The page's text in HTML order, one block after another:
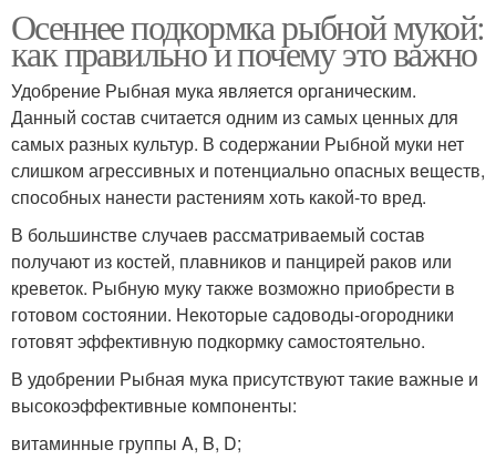
Осеннее подкормка рыбной мукой:
как правильно и почему это важно
Удобрение Рыбная мука является органическим.
Данный состав считается одним из самых ценных для
самых разных культур. В содержании Рыбной муки нет
слишком агрессивных и потенциально опасных веществ,
способных нанести растениям хоть какой-то вред.
В большинстве случаев рассматриваемый состав
получают из костей, плавников и панцирей раков или
креветок. Рыбную муку также возможно приобрести в
готовом состоянии. Некоторые садоводы-огородники
готовят эффективную подкормку самостоятельно.
В удобрении Рыбная мука присутствуют такие важные и
высокоэффективные компоненты:
витаминные группы A, B, D;